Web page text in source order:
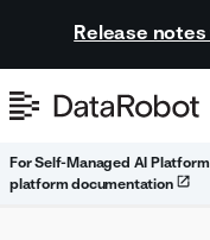
Release
For Self-Managed AI
platform documentation